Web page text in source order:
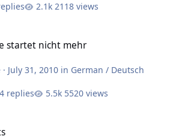
2118 views
startet nicht mehr
· July 31, 2010 in German / Deutsch
replies 5520 views